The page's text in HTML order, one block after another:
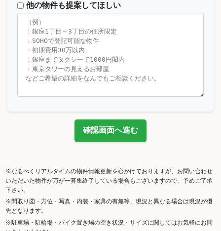
他の物件も提案してほしい
確認画面へ進む
※なるべくリアルタイムの物件情報更新を心がけておりますが、お問い合わせ
いただいた物件が万が一募集終了している場合もございますので、予めご了承
下さい。
※間取り図・方位・写真・内装・家具の有無等、現況と異なる場合は現況が優
先となります。
※駐車場・駐輪場・バイク置き場の空き状況・サイズに関してはお気軽にお問